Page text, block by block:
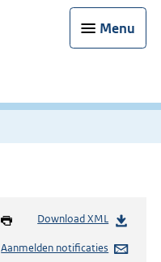
Menu
Download XML
Aanmelden notificaties